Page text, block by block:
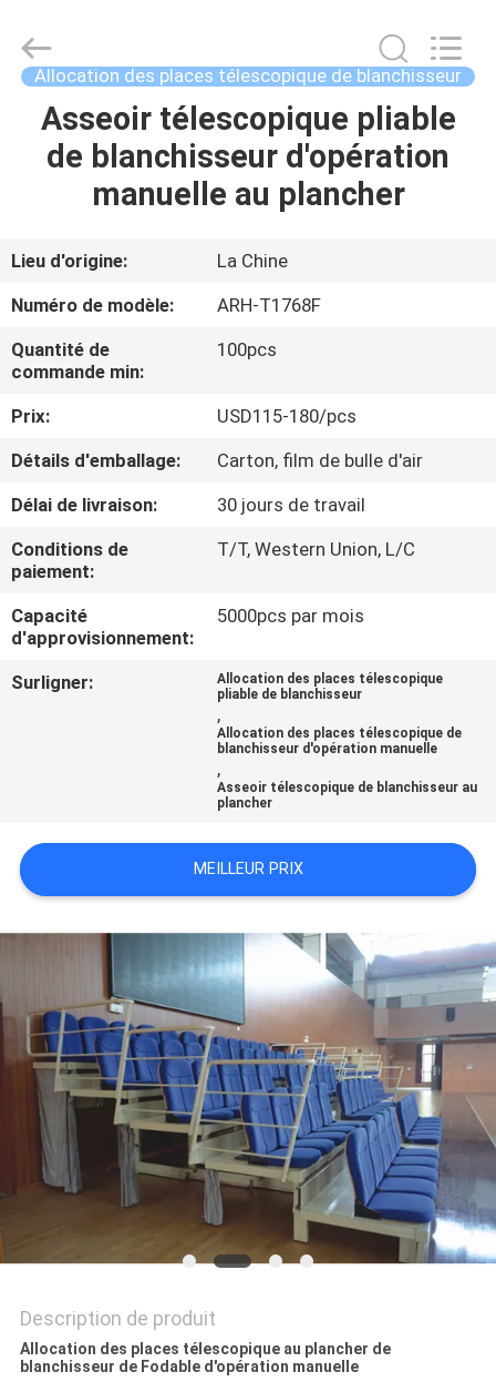
MAISON
PRODUITS
AU
SUJET
DE
NOUS
VISITE
CONTRÔLE
DE
QUALITÉ
CONTACTEZ-
DEMANDEZ
CITATION
PLAN
DU
SITE
PRIVACY
POLICY
Chongqing
Aireach
Commercial
Co.,Ltd.
Reserved.
Allocation des places télescopique de blanchisseur
Asseoir télescopique pliable
de blanchisseur d'opération
manuelle au plancher
Lieu d'origine:
La Chine
Numéro de modèle:
ARH-T1768F
Quantité de
commande min:
100pcs
Prix:
USD115-180/pcs
Détails d'emballage:
Carton, film de bulle d'air
Délai de livraison:
30 jours de travail
Conditions de
paiement:
T/T, Western Union, L/C
Capacité
d'approvisionnement:
5000pcs par mois
Surligner:
Allocation des places télescopique
pliable de blanchisseur
,
Allocation des places télescopique de
blanchisseur d'opération manuelle
,
Asseoir télescopique de blanchisseur au
plancher
MEILLEUR PRIX
Description de produit
Allocation des places télescopique au plancher de
blanchisseur de Fodable d'opération manuelle